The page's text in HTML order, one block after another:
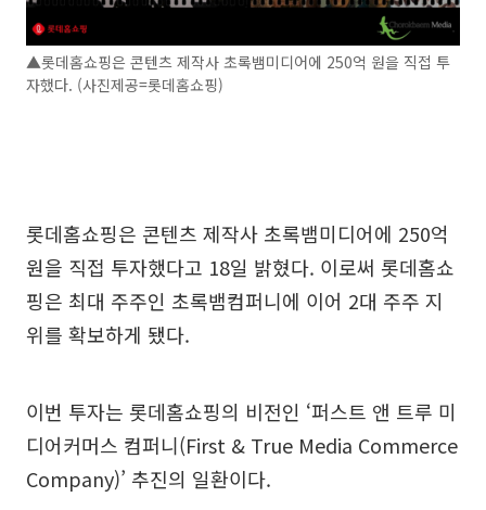
▲롯데홈쇼핑은 콘텐츠 제작사 초록뱀미디어에 250억 원을 직접 투
자했다. (사진제공=롯데홈쇼핑)
롯데홈쇼핑은 콘텐츠 제작사 초록뱀미디어에 250억
원을 직접 투자했다고 18일 밝혔다. 이로써 롯데홈쇼
핑은 최대 주주인 초록뱀컴퍼니에 이어 2대 주주 지
위를 확보하게 됐다.
이번 투자는 롯데홈쇼핑의 비전인 ‘퍼스트 앤 트루 미
디어커머스 컴퍼니(First & True Media Commerce
Company)’ 추진의 일환이다.